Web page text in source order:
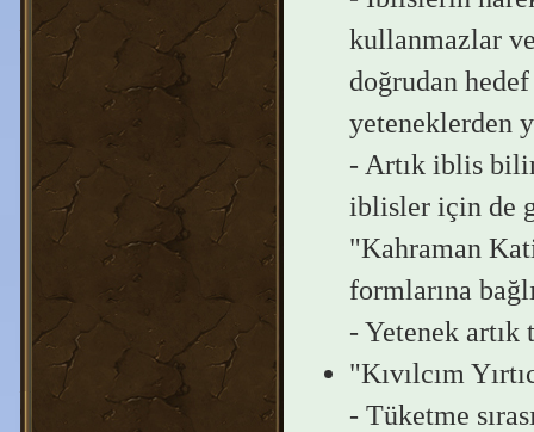
kullanmazlar
doğrudan
yeteneklerden
- Artık iblis
iblisler için de
"Kahraman
formlarına
- Yetenek artık
"Kıvılcım
- Tüketme